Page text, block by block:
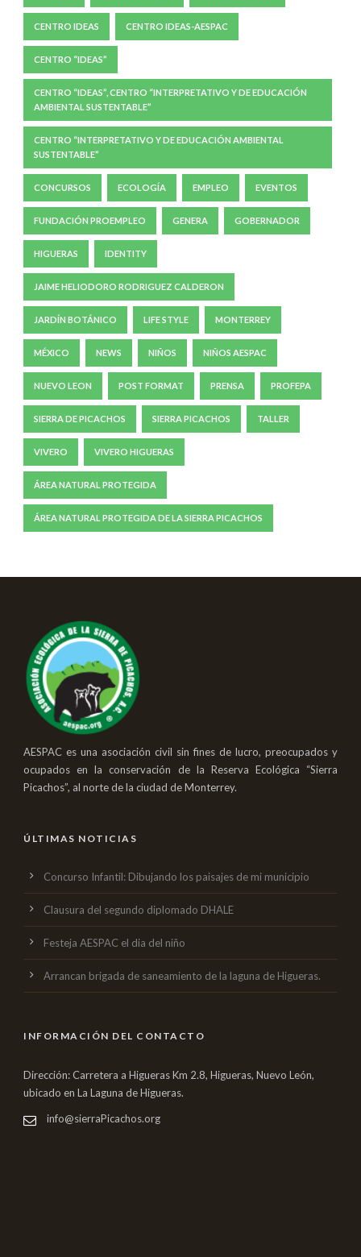
CENTRO IDEAS CENTRO IDEAS-AESPAC
CENTRO “IDEAS”
CENTRO “IDEAS”, CENTRO “INTERPRETATIVO Y DE EDUCACIÓN
AMBIENTAL SUSTENTABLE”
CENTRO “INTERPRETATIVO Y DE EDUCACIÓN AMBIENTAL
SUSTENTABLE”
CONCURSOS ECOLOGÍA EMPLEO EVENTOS
FUNDACIÓN PROEMPLEO GENERA GOBERNADOR
HIGUERAS IDENTITY
JAIME HELIODORO RODRIGUEZ CALDERON
JARDÍN BOTÁNICO LIFE STYLE MONTERREY
MÉXICO NEWS NIÑOS NIÑOS AESPAC
NUEVO LEON POST FORMAT PRENSA PROFEPA
SIERRA DE PICACHOS SIERRA PICACHOS TALLER
VIVERO VIVERO HIGUERAS
ÁREA NATURAL PROTEGIDA
ÁREA NATURAL PROTEGIDA DE LA SIERRA PICACHOS
AESPAC es una asociación civil sin fines de lucro, preocupados y
ocupados en la conservación de la Reserva Ecológica “Sierra
Picachos”, al norte de la ciudad de Monterrey.
ÚLTIMAS NOTICIAS
Concurso Infantil: Dibujando los paisajes de mi municipio
Clausura del segundo diplomado DHALE
Festeja AESPAC el dia del niño
Arrancan brigada de saneamiento de la laguna de Higueras.
INFORMACIÓN DEL CONTACTO
Dirección: Carretera a Higueras Km 2.8, Higueras, Nuevo León,
ubicado en La Laguna de Higueras.
info@sierraPicachos.org